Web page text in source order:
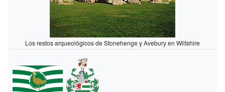
Los restos arqueológicos de Stonehenge y Avebury en Wiltshire